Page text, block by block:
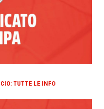
TUTTE LE INFO